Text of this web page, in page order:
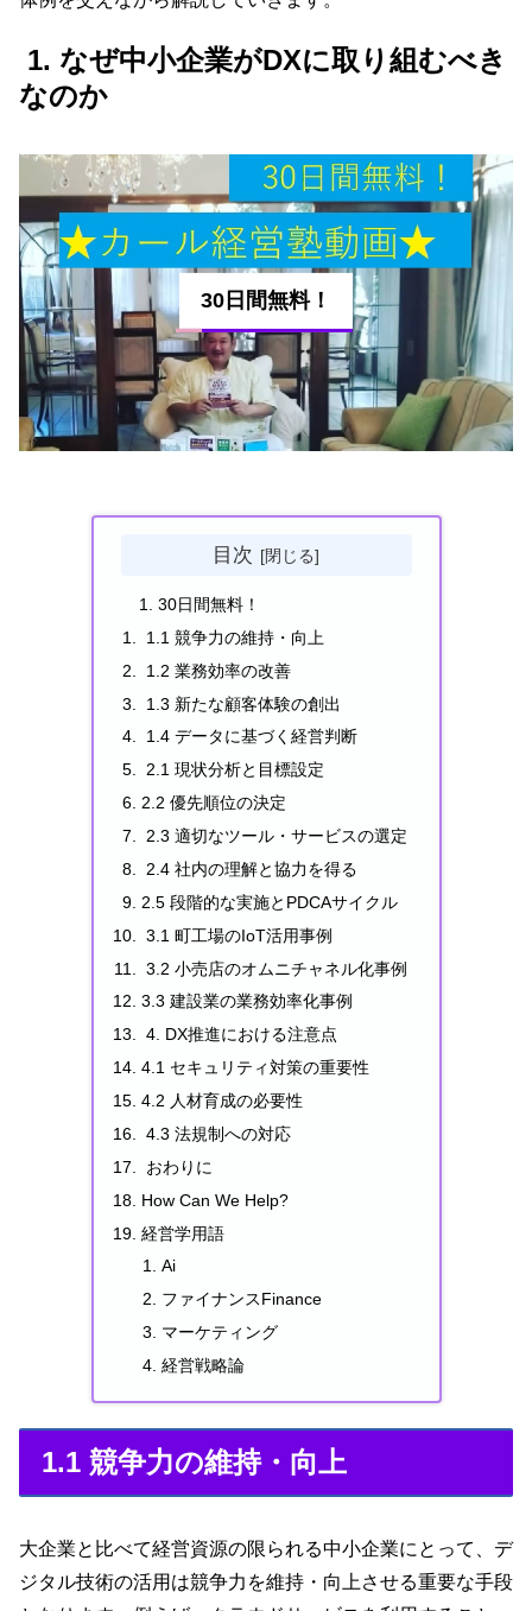
1. なぜ中小企業がDXに取り組むべき
なのか
30日間無料！
目次
30日間無料！
1.1 競争力の維持・向上
1.2 業務効率の改善
1.3 新たな顧客体験の創出
1.4 データに基づく経営判断
2.1 現状分析と目標設定
2.2 優先順位の決定
2.3 適切なツール・サービスの選定
2.4 社内の理解と協力を得る
2.5 段階的な実施とPDCAサイクル
3.1 町工場のIoT活用事例
3.2 小売店のオムニチャネル化事例
3.3 建設業の業務効率化事例
4. DX推進における注意点
4.1 セキュリティ対策の重要性
4.2 人材育成の必要性
4.3 法規制への対応
おわりに
How Can We Help?
経営学用語
Ai
ファイナンスFinance
マーケティング
経営戦略論
1.1 競争力の維持・向上
大企業と比べて経営資源の限られる中小企業にとって、デ
ジタル技術の活用は競争力を維持・向上させる重要な手段